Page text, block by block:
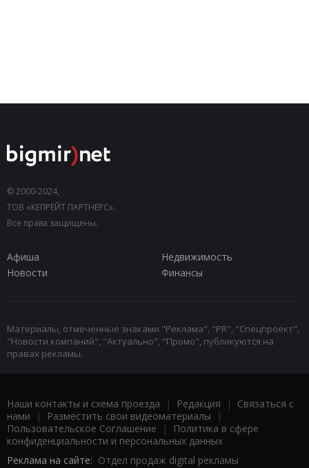
© 2000-2024,
ТОВ «КЕПРЕЙТ ПАРТНЕРС».
Все права защищены.
Афиша
Недвижимость
Новости
Финансы
Материалы, отмеченные знаками "Реклама", "PR", "Спецпроект",
"Новости компаний", "Актуально", "Промо", публикуются на
правах рекламы.
Наши контакты и схема проезда | Редакция | Связаться с
нами | Разместить свои видеоматериалы |
Пользовательское Соглашение |
Политика в сфере
конфиденциальности и персональных данных
Реклама на сайте: Отдел продаж digital рекламы